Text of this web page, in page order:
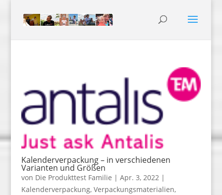
Kalenderverpackung – in verschiedenen
Varianten und Größen
von Die Produkttest Familie | Apr. 3, 2022 |
Kalenderverpackung, Verpackungsmaterialien,